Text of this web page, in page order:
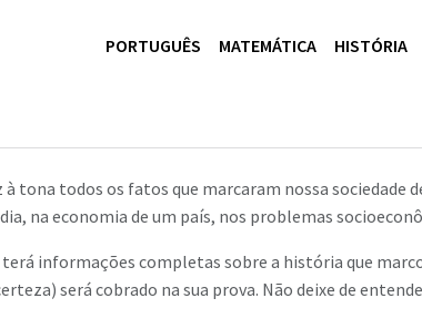
PORTUGUÊS MATEMÁTICA HISTÓRIA
tona todos os fatos que marcaram nossa sociedade
na economia de um país, nos problemas
informações completas sobre a história que
será cobrado na sua prova. Não deixe de